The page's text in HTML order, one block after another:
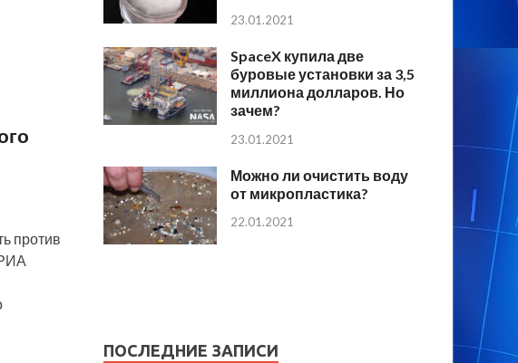
против
23.01.2021
SpaceX купила две
буровые установки за 3,5
миллиона долларов. Но
зачем?
23.01.2021
Можно ли очистить воду
от микропластика?
22.01.2021
ПОСЛЕДНИЕ ЗАПИСИ